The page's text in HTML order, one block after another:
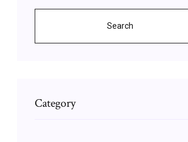
Search
Category